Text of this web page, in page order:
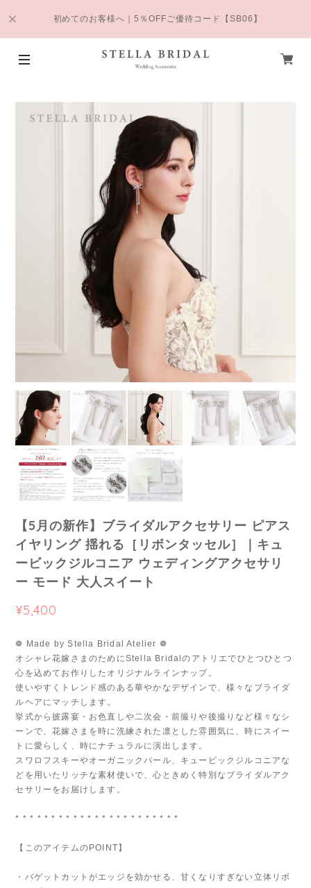
初めてのお客様へ｜5％OFFご優待コード【SB06】
【5月の新作】ブライダルアクセサリー ピアス
イヤリング 揺れる［リボンタッセル］｜キュ
ービックジルコニア ウェディングアクセサリ
ー モード 大人スイート
¥5,400
❁ Made by Stella Bridal Atelier ❁
オシャレ花嫁さまのためにStella Bridalのアトリエでひとつひとつ
心を込めてお作りしたオリジナルラインナップ。
使いやすくトレンド感のある華やかなデザインで、様々なブライダ
ルヘアにマッチします。
挙式から披露宴・お色直しや二次会・前撮りや後撮りなど様々なシ
ーンで、花嫁さまを時に洗練された凛とした雰囲気に、時にスイー
トに愛らしく、時にナチュラルに演出します。
スワロフスキーやオーガニックパール、キュービックジルコニアな
どを用いたリッチな素材使いで、心ときめく特別なブライダルアク
セサリーをお届けします。
* * * * * * * * * * * * * * * * * * * * * * *
【このアイテムのPOINT】
・バゲットカットがエッジを効かせる、甘くなりすぎない立体リボ